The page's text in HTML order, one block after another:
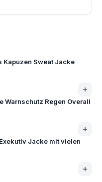
Kapuzen Sweat Jacke
Warnschutz Regen Overall
Jacke mit vielen